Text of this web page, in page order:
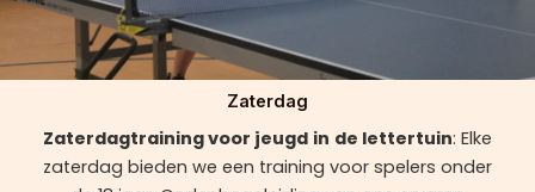
Zaterdag
Zaterdagtraining voor jeugd in de lettertuin: Elke
zaterdag bieden we een training voor spelers onder